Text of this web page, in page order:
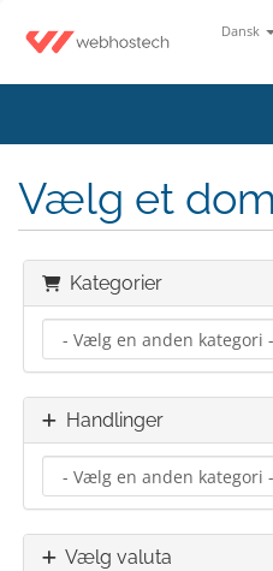
Dansk
Vælg et
Kategorier
Handlinger
Vælg valuta